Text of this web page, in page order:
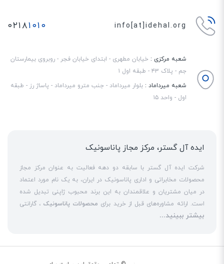
info[at]idehal.org ۰۲۱۸۱۰۱۰
شعبه مرکزی : خیابان مطهری - ابتدای خیابان فجر - روبروی بیمارستان
جم - پلاک ۴۳ - طبقه اول ۱
شعبه میرداماد : بلوار میرداماد - جنب مترو میرداماد - پاساژ رز - طبقه
اول - واحد ۱۵
ایده آل گستر، مرکز مجاز پاناسونیک
شرکت ایده آل گستر با سابقه دو دهه فعالیت به عنوان مرکز مجاز
محصولات مخابراتی و اداری پاناسونیک در ایران، به یک نام مورد اعتماد
در میان مشتریان و علاقمندان به این برند محبوب ژاپنی تبدیل شده
است. ارائه مشاوره‌های قبل از خرید برایمحصولات پاناسونیک، گارانتی
18 ماهه معتبر و شرکتی برای کلیه محصولات عرضه شده و تعهد کامل
بیشتر ببینید...